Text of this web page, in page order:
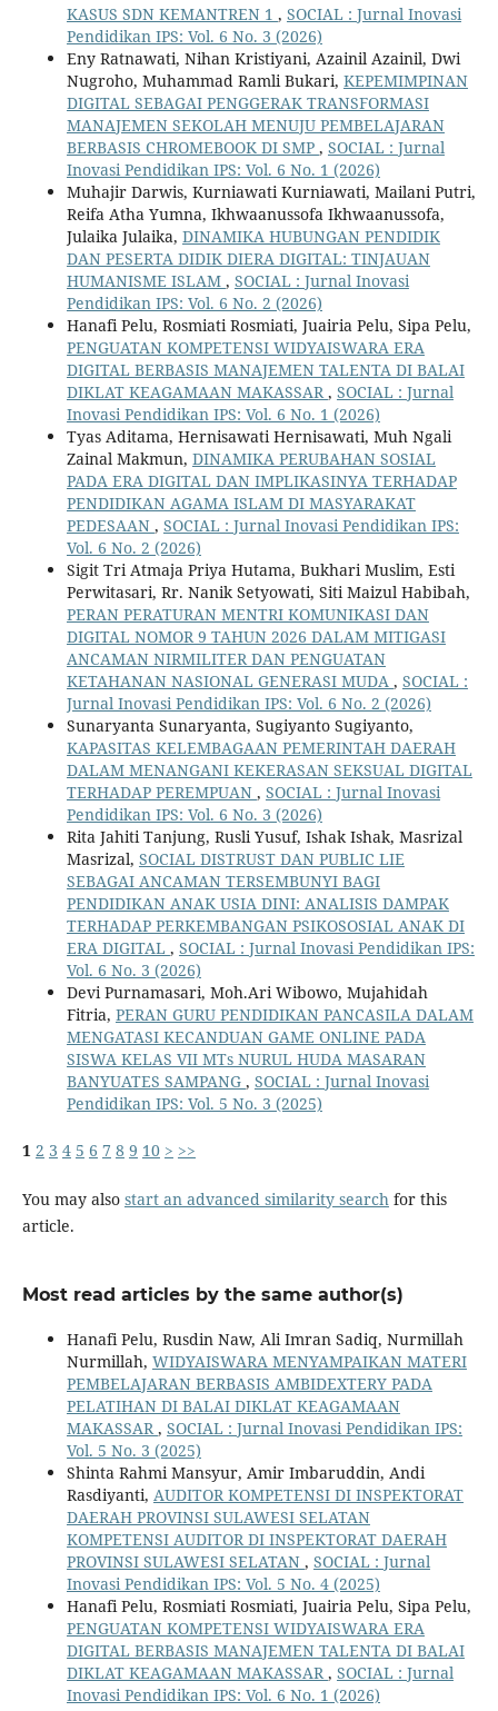
KASUS SDN KEMANTREN 1 , SOCIAL : Jurnal Inovasi
Pendidikan IPS: Vol. 6 No. 3 (2026)
Eny Ratnawati, Nihan Kristiyani, Azainil Azainil, Dwi
Nugroho, Muhammad Ramli Bukari, KEPEMIMPINAN
DIGITAL SEBAGAI PENGGERAK TRANSFORMASI
MANAJEMEN SEKOLAH MENUJU PEMBELAJARAN
BERBASIS CHROMEBOOK DI SMP , SOCIAL : Jurnal
Inovasi Pendidikan IPS: Vol. 6 No. 1 (2026)
Muhajir Darwis, Kurniawati Kurniawati, Mailani Putri,
Reifa Atha Yumna, Ikhwaanussofa Ikhwaanussofa,
Julaika Julaika, DINAMIKA HUBUNGAN PENDIDIK
DAN PESERTA DIDIK DIERA DIGITAL: TINJAUAN
HUMANISME ISLAM , SOCIAL : Jurnal Inovasi
Pendidikan IPS: Vol. 6 No. 2 (2026)
Hanafi Pelu, Rosmiati Rosmiati, Juairia Pelu, Sipa Pelu,
PENGUATAN KOMPETENSI WIDYAISWARA ERA
DIGITAL BERBASIS MANAJEMEN TALENTA DI BALAI
DIKLAT KEAGAMAAN MAKASSAR, SOCIAL : Jurnal
Inovasi Pendidikan IPS: Vol. 6 No. 1 (2026)
Tyas Aditama, Hernisawati Hernisawati, Muh Ngali
Zainal Makmun, DINAMIKA PERUBAHAN SOSIAL
PADA ERA DIGITAL DAN IMPLIKASINYA TERHADAP
PENDIDIKAN AGAMA ISLAM DI MASYARAKAT
PEDESAAN , SOCIAL : Jurnal Inovasi Pendidikan IPS:
Vol. 6 No. 2 (2026)
Sigit Tri Atmaja Priya Hutama, Bukhari Muslim, Esti
Perwitasari, Rr. Nanik Setyowati, Siti Maizul Habibah,
PERAN PERATURAN MENTRI KOMUNIKASI DAN
DIGITAL NOMOR 9 TAHUN 2026 DALAM MITIGASI
ANCAMAN NIRMILITER DAN PENGUATAN
KETAHANAN NASIONAL GENERASI MUDA , SOCIAL :
Jurnal Inovasi Pendidikan IPS: Vol. 6 No. 2 (2026)
Sunaryanta Sunaryanta, Sugiyanto Sugiyanto,
KAPASITAS KELEMBAGAAN PEMERINTAH DAERAH
DALAM MENANGANI KEKERASAN SEKSUAL DIGITAL
TERHADAP PEREMPUAN , SOCIAL : Jurnal Inovasi
Pendidikan IPS: Vol. 6 No. 3 (2026)
Rita Jahiti Tanjung, Rusli Yusuf, Ishak Ishak, Masrizal
Masrizal, SOCIAL DISTRUST DAN PUBLIC LIE
SEBAGAI ANCAMAN TERSEMBUNYI BAGI
PENDIDIKAN ANAK USIA DINI: ANALISIS DAMPAK
TERHADAP PERKEMBANGAN PSIKOSOSIAL ANAK DI
ERA DIGITAL , SOCIAL : Jurnal Inovasi Pendidikan IPS:
Vol. 6 No. 3 (2026)
Devi Purnamasari, Moh.Ari Wibowo, Mujahidah
Fitria, PERAN GURU PENDIDIKAN PANCASILA DALAM
MENGATASI KECANDUAN GAME ONLINE PADA
SISWA KELAS VII MTs NURUL HUDA MASARAN
BANYUATES SAMPANG , SOCIAL : Jurnal Inovasi
Pendidikan IPS: Vol. 5 No. 3 (2025)
1 2 3 4 5 6 7 8 9 10 > >>
You may also start an advanced similarity searchfor this
article.
Most read articles by the same author(s)
Hanafi Pelu, Rusdin Naw, Ali Imran Sadiq, Nurmillah
Nurmillah, WIDYAISWARA MENYAMPAIKAN MATERI
PEMBELAJARAN BERBASIS AMBIDEXTERY PADA
PELATIHAN DI BALAI DIKLAT KEAGAMAAN
MAKASSAR, SOCIAL : Jurnal Inovasi Pendidikan IPS:
Vol. 5 No. 3 (2025)
Shinta Rahmi Mansyur, Amir Imbaruddin, Andi
Rasdiyanti, AUDITOR KOMPETENSI DI INSPEKTORAT
DAERAH PROVINSI SULAWESI SELATAN
KOMPETENSI AUDITOR DI INSPEKTORAT DAERAH
PROVINSI SULAWESI SELATAN , SOCIAL : Jurnal
Inovasi Pendidikan IPS: Vol. 5 No. 4 (2025)
Hanafi Pelu, Rosmiati Rosmiati, Juairia Pelu, Sipa Pelu,
PENGUATAN KOMPETENSI WIDYAISWARA ERA
DIGITAL BERBASIS MANAJEMEN TALENTA DI BALAI
DIKLAT KEAGAMAAN MAKASSAR, SOCIAL : Jurnal
Inovasi Pendidikan IPS: Vol. 6 No. 1 (2026)